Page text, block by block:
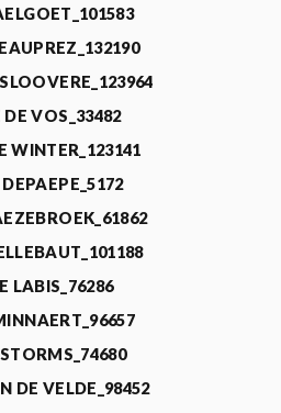
VOS_33482
WINTER_123141
LABIS_76286
DE VELDE_98452